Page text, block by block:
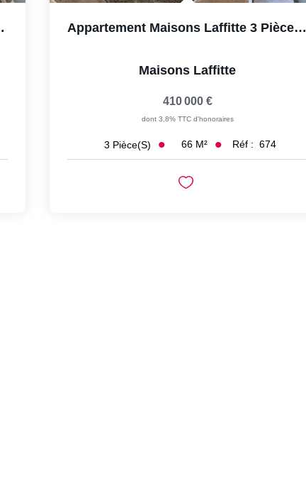
- Réf.... Appartement Maisons Laffitte 3 Pièce(s) 66 M2 Box Et Cave
Maisons Laffitte
410 000 €
dont 3,8% TTC d'honoraires
3 Pièce(s) 66 M² Réf : 674